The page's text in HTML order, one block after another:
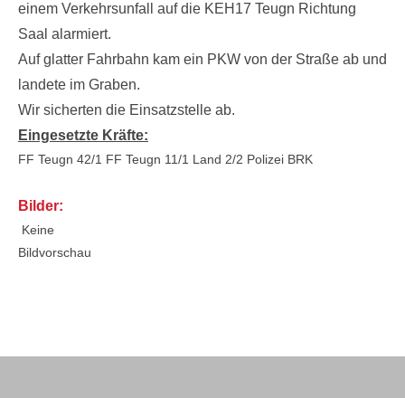
einem Verkehrsunfall auf die KEH17 Teugn Richtung
Saal alarmiert.
Auf glatter Fahrbahn kam ein PKW von der Straße ab und
landete im Graben.
Wir sicherten die Einsatzstelle ab.
Eingesetzte Kräfte:
FF Teugn 42/1 FF Teugn 11/1 Land 2/2 Polizei BRK
Bilder:
Keine
Bildvorschau